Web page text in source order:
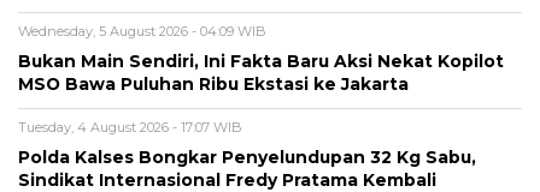
Wednesday, 5 August 2026 - 04:09 WIB
Bukan Main Sendiri, Ini Fakta Baru Aksi Nekat Kopilot
MSO Bawa Puluhan Ribu Ekstasi ke Jakarta
Tuesday, 4 August 2026 - 17:07 WIB
Polda Kalses Bongkar Penyelundupan 32 Kg Sabu,
Sindikat Internasional Fredy Pratama Kembali